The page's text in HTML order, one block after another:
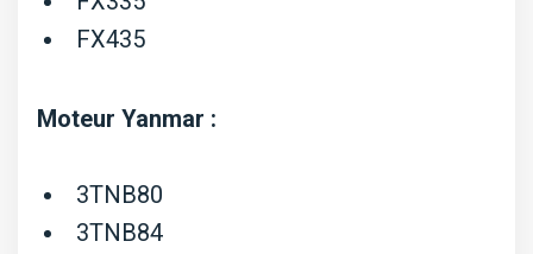
FX435
Moteur Yanmar :
3TNB80
3TNB84